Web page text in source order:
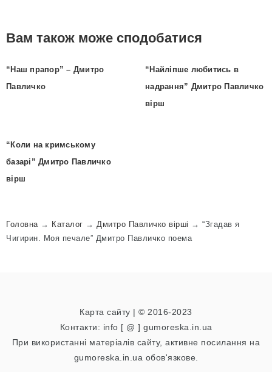
Вам також може сподобатися
“Наш прапор” – Дмитро
Павличко
“Найліпше любитись в
надрання” Дмитро Павличко
вірш
“Коли на кримському
базарі” Дмитро Павличко
вірш
Головна→ Каталог → Дмитро Павличко вірші → “Згадав я
Чигирин. Моя печале” Дмитро Павличко поема
Карта сайту | © 2016-2023
Контакти: info [ @ ] gumoreska.in.ua
При використанні матеріалів сайту, активне посилання на
gumoreska.in.ua обов'язкове.